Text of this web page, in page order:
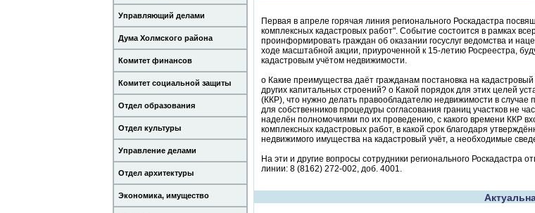
Управляющий делами
Дума Холмского района
Комитет финансов
Комитет социальной защиты
Отдел образования
Отдел культуры
Управление делами
Отдел архитектуры
Экономика, имущество
Первая в апреле горячая линия регионального Роскадастра
комплексных кадастровых работ". Событие состоится в рамках
проинформировать граждан об оказании госуслуг ведомства и
ходе масштабной акции, приуроченной к 15-летию Росреестра,
кадастровым учётом недвижимости.
o Какие преимущества даёт гражданам постановка на
других капитальных строений? o Какой порядок для этих целей
(ККР), что нужно делать правообладателю недвижимости в
для собственников процедуры согласования границ участков не
наделён полномочиями по их проведению, с какого времени ККР
комплексных кадастровых работ, в какой срок благодаря
недвижимого имущества на кадастровый учёт, а необходимые
На эти и другие вопросы сотрудники регионального Роскадастра
линии: 8 (8162) 272-002, доб. 4001.